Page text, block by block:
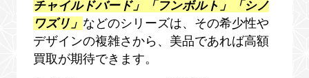
チャイルドバード」「フンボルト」「シノ
ワズリ」 などのシリーズは、その希少性や
デザインの複雑さから、美品であれば高額
買取が期待できます。